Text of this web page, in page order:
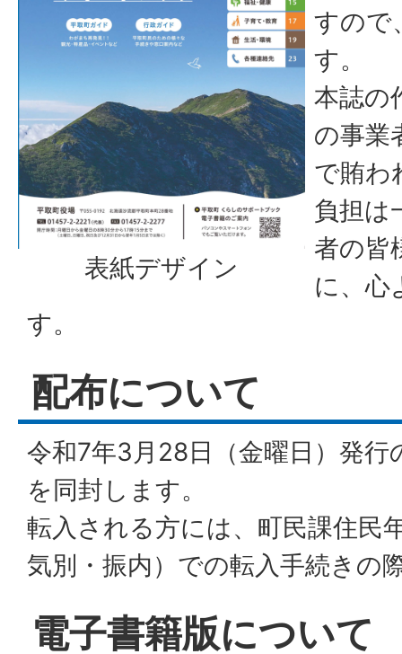
表紙デザイン
すので
す。
本誌の
の事業
で賄わ
負担は
者の皆
に、心
す。
配布について
令和7年3月28日（金曜日）発
を同封します。
転入される方には、町民課住民
気別・振内）での転入手続きの
電子書籍版について